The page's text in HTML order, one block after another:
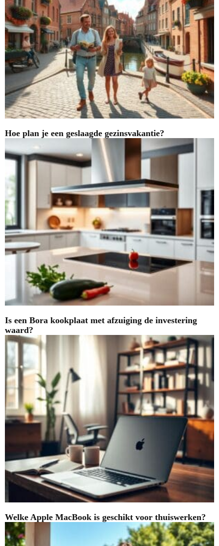
Hoe plan je een geslaagde gezinsvakantie?
Is een Bora kookplaat met afzuiging de investering
waard?
Welke Apple MacBook is geschikt voor thuiswerken?